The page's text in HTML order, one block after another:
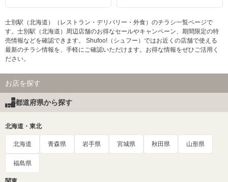
士別駅（北海道）（レストラン・デリバリー・外食）のチラシ一覧ページで
す。士別駅（北海道）周辺店舗のお得なセールやキャンペーン、期間限定の特
売情報などを確認できます。 Shufoo!（シュフー）ではお近くの店舗で使える
最新のチラシ情報を、手軽にご確認いただけます。お得な情報をぜひご活用く
ださい。
お店を探す
都道府県から探す
北海道・東北
北海道 青森県 岩手県 宮城県 秋田県 山形県
福島県